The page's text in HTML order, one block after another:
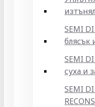
SEMI
блясък
SEMI
суха и
SEMI